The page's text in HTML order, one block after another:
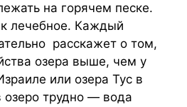
на горячем песке.
лечебное. Каждый
расскажет о том,
озера выше, чем у
или озера Тус в
озеро трудно — вода